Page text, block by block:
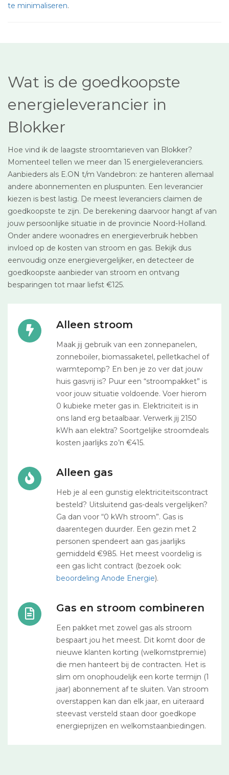
te minimaliseren.
Wat is de goedkoopste
energieleverancier in
Blokker
Hoe vind ik de laagste stroomtarieven van Blokker?
Momenteel tellen we meer dan 15 energieleveranciers.
Aanbieders als E.ON t/m Vandebron: ze hanteren allemaal
andere abonnementen en pluspunten. Een leverancier
kiezen is best lastig. De meest leveranciers claimen de
goedkoopste te zijn. De berekening daarvoor hangt af van
jouw persoonlijke situatie in de provincie Noord-Holland.
Onder andere woonadres en energieverbruik hebben
invloed op de kosten van stroom en gas. Bekijk dus
eenvoudig onze energievergelijker, en detecteer de
goedkoopste aanbieder van stroom en ontvang
besparingen tot maar liefst €125.
Alleen stroom
Maak jij gebruik van een zonnepanelen,
zonneboiler, biomassaketel, pelletkachel of
warmtepomp? En ben je zo ver dat jouw
huis gasvrij is? Puur een “stroompakket” is
voor jouw situatie voldoende. Voer hierom
0 kubieke meter gas in. Elektriciteit is in
ons land erg betaalbaar. Verwerk jij 2150
kWh aan elektra? Soortgelijke stroomdeals
kosten jaarlijks zo’n €415.
Alleen gas
Heb je al een gunstig elektriciteitscontract
besteld? Uitsluitend gas-deals vergelijken?
Ga dan voor “0 kWh stroom”. Gas is
daarentegen duurder. Een gezin met 2
personen spendeert aan gas jaarlijks
gemiddeld €985. Het meest voordelig is
een gas licht contract (bezoek ook:
beoordeling Anode Energie).
Gas en stroom combineren
Een pakket met zowel gas als stroom
bespaart jou het meest. Dit komt door de
nieuwe klanten korting (welkomstpremie)
die men hanteert bij de contracten. Het is
slim om onophoudelijk een korte termijn (1
jaar) abonnement af te sluiten. Van stroom
overstappen kan dan elk jaar, en uiteraard
steevast versteld staan door goedkope
energieprijzen en welkomstaanbiedingen.